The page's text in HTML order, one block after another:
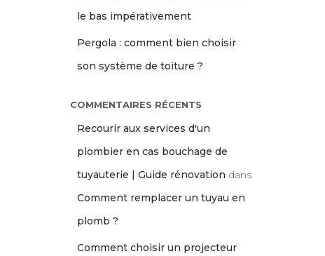
le bas impérativement
Pergola : comment bien choisir
son système de toiture ?
COMMENTAIRES RÉCENTS
Recourir aux services d'un
plombier en cas bouchage de
tuyauterie | Guide rénovation dans
Comment remplacer un tuyau en
plomb ?
Comment choisir un projecteur